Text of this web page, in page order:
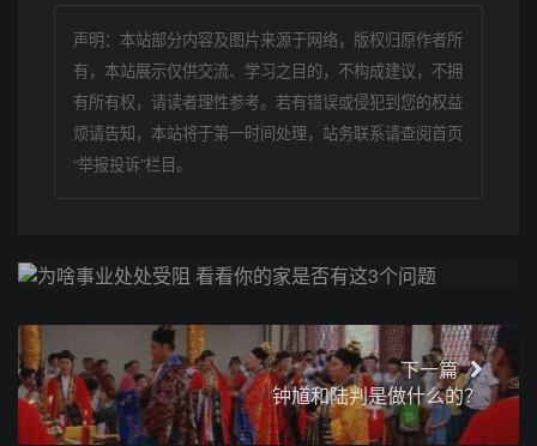
声明：本站部分内容及图片来源于网络，版权归原作者所
有，本站展示仅供交流、学习之目的，不构成建议，不拥
有所有权，请读者理性参考。若有错误或侵犯到您的权益
烦请告知，本站将于第一时间处理，站务联系请查阅首页
“举报投诉”栏目。
下一篇
钟馗和陆判是做什么的？